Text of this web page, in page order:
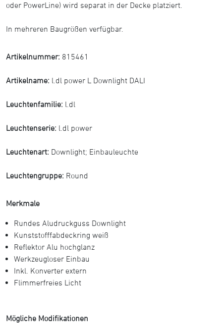
oder PowerLine) wird separat in der Decke platziert.
In mehreren Baugrößen verfügbar.
Artikelnummer: 815461
Artikelname: l.dl power L Downlight DALI
Leuchtenfamilie: l.dl
Leuchtenserie: l.dl power
Leuchtenart: Downlight; Einbauleuchte
Leuchtengruppe: Round
Merkmale
Rundes Aludruckguss Downlight
Kunststofffabdeckring weiß
Reflektor Alu hochglanz
Werkzeugloser Einbau
Inkl. Konverter extern
Flimmerfreies Licht
Mögliche Modifikationen